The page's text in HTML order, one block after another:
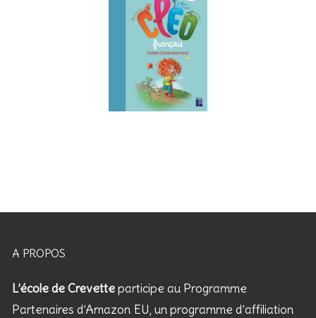
A PROPOS
L’école de Crevetteparticipe au Programme
Partenaires d’Amazon EU, un programme d’affiliation